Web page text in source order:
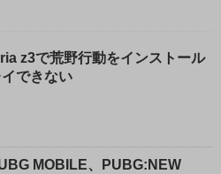
z3で荒野行動をインストール
できない
MOBILE、PUBG:NEW